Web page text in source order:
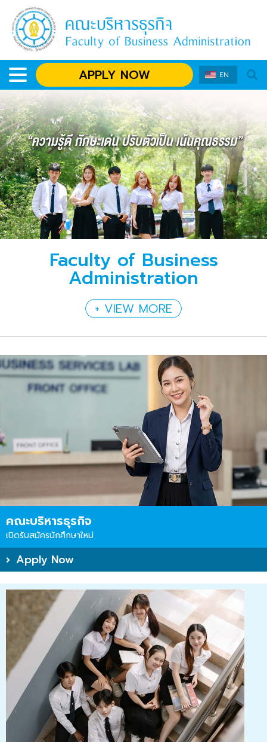
APPLY NOW EN
Faculty of Business
Administration
+ VIEW MORE
คณะบริหารธุรกิจ
เปิดรับสมัครนักศึกษาใหม่
Apply Now